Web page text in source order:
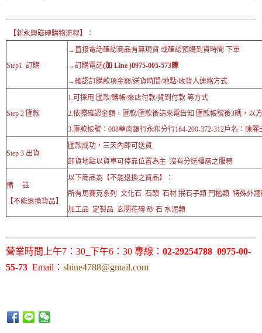
【新永興磁磚購物流程】：
Step1 訂購
→直接電話確認商品有無現貨 或確認預購到貨時間 下單
→訂購電話(加 Line )0975-005-573陳
→確認訂購款項金額/送貨時間/地點/收貨人連絡方式
Step 2 匯款
1.可採用 匯款/轉帳/來店付款/貨到付款 等方式
2.依照確認金額，匯款/匯款後請來電告知 匯款帳號後3碼，以
3.匯款帳號：008華南銀行永和分行164-200-372-312戶名：陳麗
Step 3 出貨
匯款成功，三天內即可送貨
卸貨地點以貨車可停靠位置為主 沒有分送樓層之服務
備 註
【不能退換貨品】
以下商品為【不能退換之貨品】：
所有馬賽克系列 文化石 石頭 石材 抿石子類 門檻類 特殊外
加工品 定製品 玄關花磚 砂 石 水泥類
營業時間上午7：30_下午6：30 專線： 02-29254788 0975-00-
55-73 Email： shine4788@gmail.com